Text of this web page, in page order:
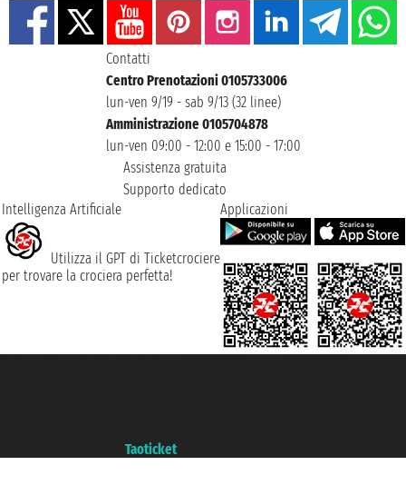
Contatti
Centro Prenotazioni 0105733006
lun-ven 9/19 - sab 9/13 (32 linee)
Amministrazione 0105704878
lun-ven 09:00 - 12:00 e 15:00 - 17:00
Assistenza gratuita
Supporto dedicato
Intelligenza Artificiale
Utilizza il GPT di Ticketcrociere
per trovare la crociera perfetta!
Applicazioni
Taoticket